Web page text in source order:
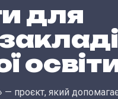
для
— проєкт, який